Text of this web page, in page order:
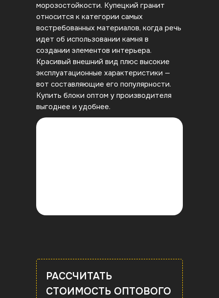
морозостойкости. Купецкий гранит
относится к категории самых
востребованных материалов, когда речь
идет об использовании камня в
создании элементов интерьера.
Красивый внешний вид плюс высокие
эксплуатационные характеристики —
вот составляющие его популярности.
Купить блоки оптом у производителя
выгоднее и удобнее.
РАССЧИТАТЬ
СТОИМОСТЬ ОПТОВОГО